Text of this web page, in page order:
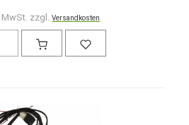
MwSt. zzgl.Versandkosten